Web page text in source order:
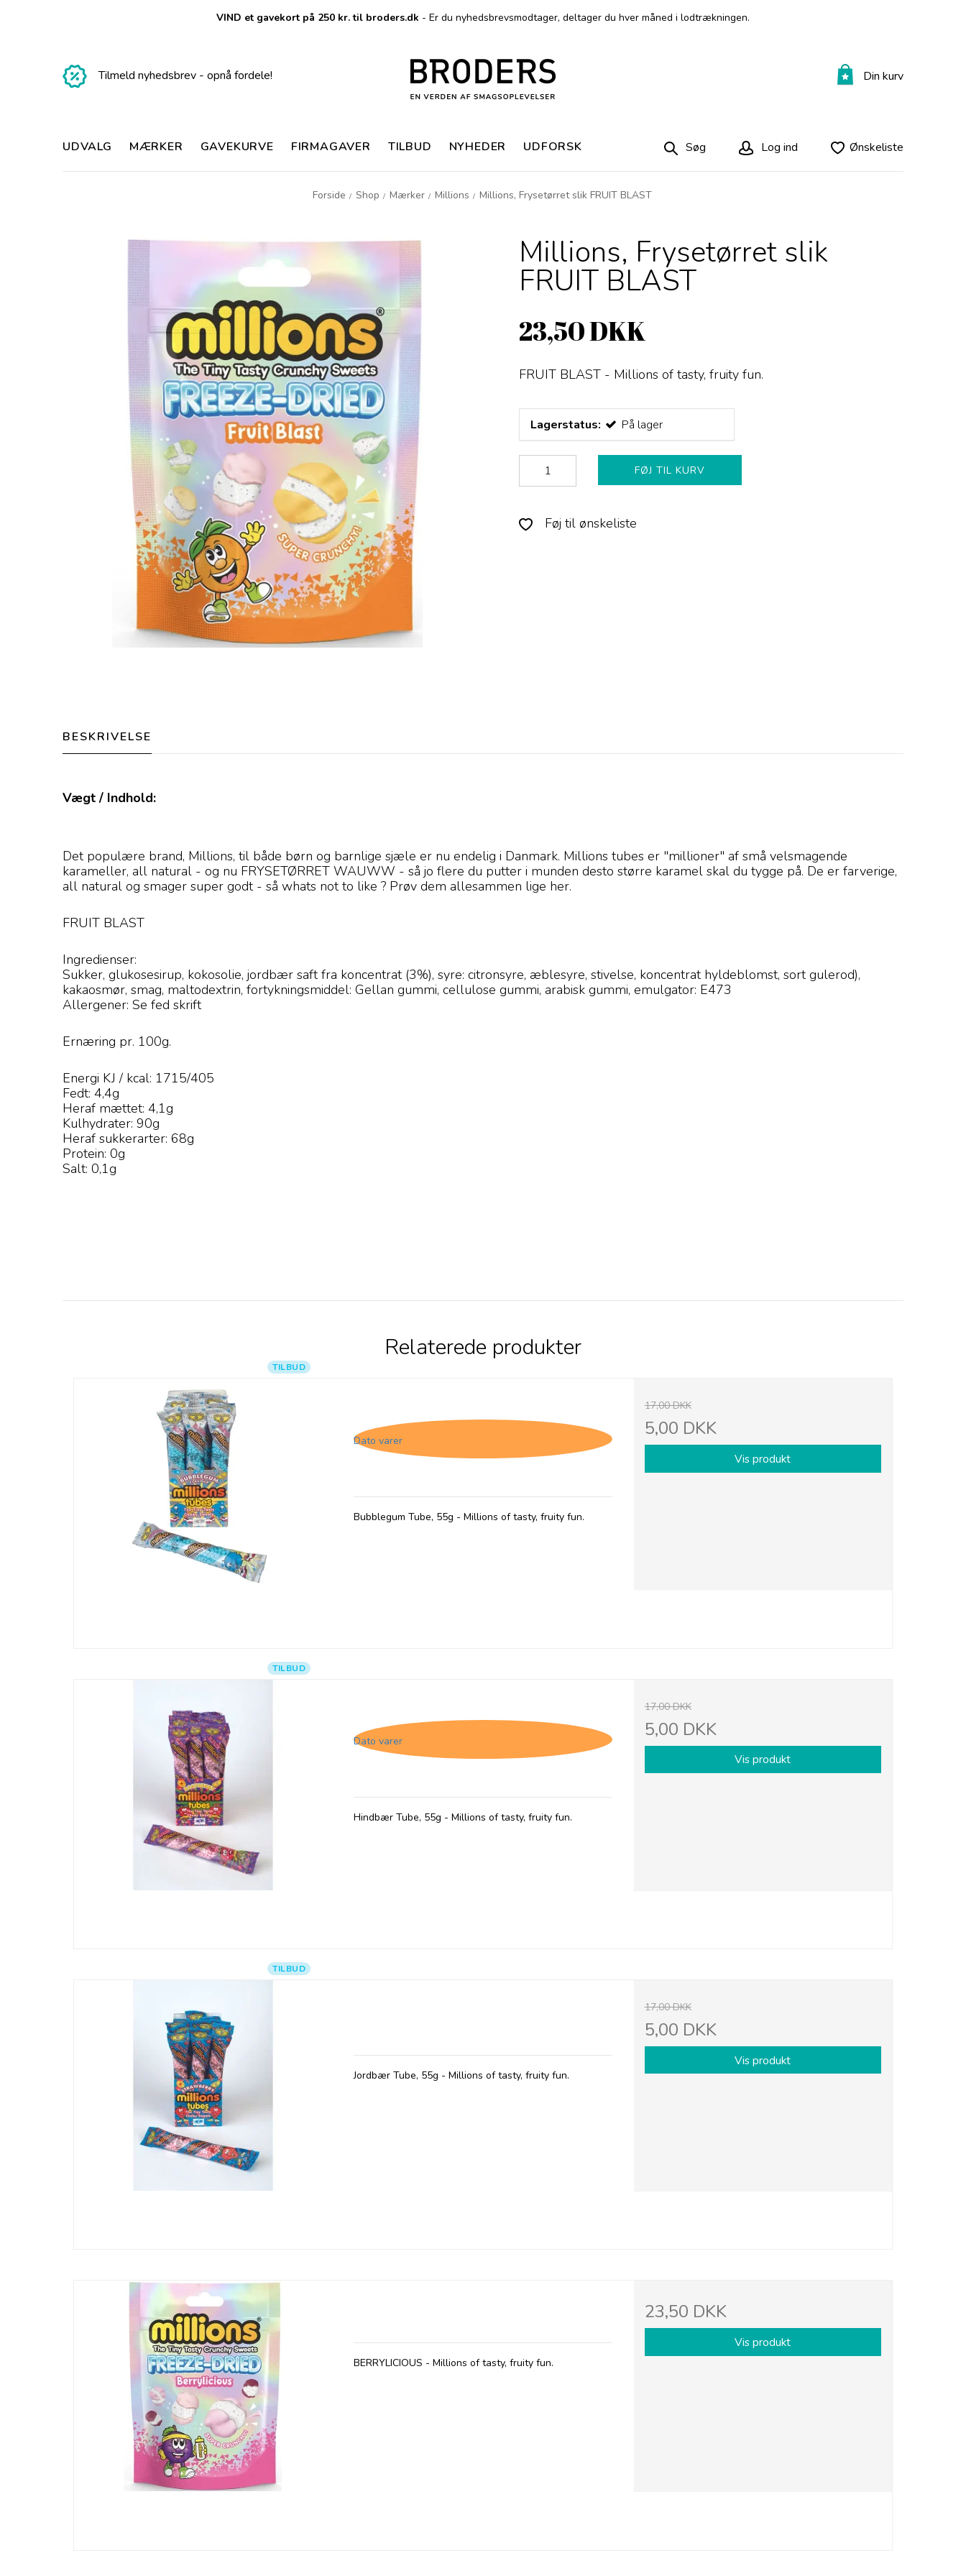
VIND et gavekort på 250 kr. til broders.dk - Er du nyhedsbrevsmodtager, deltager du hver måned i lodtrækningen.
Tilmeld nyhedsbrev - opnå fordele! Din kurv
UDVALG MÆRKER GAVEKURVE FIRMAGAVER TILBUD NYHEDER UDFORSK Søg Log ind Ønskeliste
Forside / Shop / Mærker / Millions / Millions, Frysetørret slik FRUIT BLAST
Millions, Frysetørret slik
FRUIT BLAST
23,50 DKK
FRUIT BLAST - Millions of tasty, fruity fun.
Lagerstatus: På lager
FØJ TIL KURV
Føj til ønskeliste
BESKRIVELSE
Vægt / Indhold:
Det populære brand, Millions, til både børn og barnlige sjæle er nu endelig i Danmark. Millions tubes er "millioner" af små velsmagende
karameller, all natural - og nu FRYSETØRRET WAUWW - så jo flere du putter i munden desto større karamel skal du tygge på. De er farverige,
all natural og smager super godt - så whats not to like ? Prøv dem allesammen lige her.
FRUIT BLAST
Ingredienser:
Sukker, glukosesirup, kokosolie, jordbær saft fra koncentrat (3%), syre: citronsyre, æblesyre, stivelse, koncentrat hyldeblomst, sort gulerod),
kakaosmør, smag, maltodextrin, fortykningsmiddel: Gellan gummi, cellulose gummi, arabisk gummi, emulgator: E473
Allergener: Se fed skrift
Ernæring pr. 100g.
Energi KJ / kcal: 1715/405
Fedt: 4,4g
Heraf mættet: 4,1g
Kulhydrater: 90g
Heraf sukkerarter: 68g
Protein: 0g
Salt: 0,1g
Relaterede produkter
TILBUD
Dato varer
Bubblegum Tube, 55g - Millions of tasty, fruity fun.
17,00 DKK
5,00 DKK
Vis produkt
TILBUD
Dato varer
Hindbær Tube, 55g - Millions of tasty, fruity fun.
17,00 DKK
5,00 DKK
Vis produkt
TILBUD
Jordbær Tube, 55g - Millions of tasty, fruity fun.
17,00 DKK
5,00 DKK
Vis produkt
BERRYLICIOUS - Millions of tasty, fruity fun.
23,50 DKK
Vis produkt